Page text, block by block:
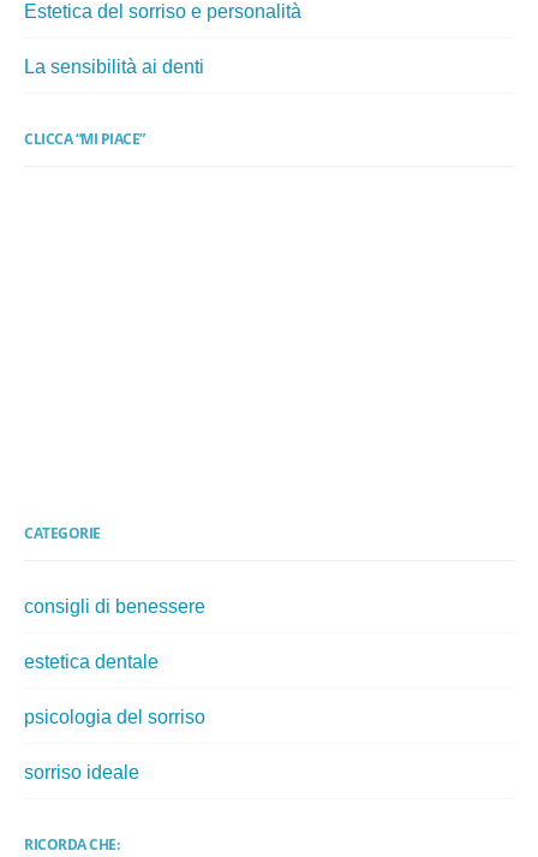
Estetica del sorriso e personalità
La sensibilità ai denti
CLICCA “MI PIACE”
CATEGORIE
consigli di benessere
estetica dentale
psicologia del sorriso
sorriso ideale
RICORDA CHE: